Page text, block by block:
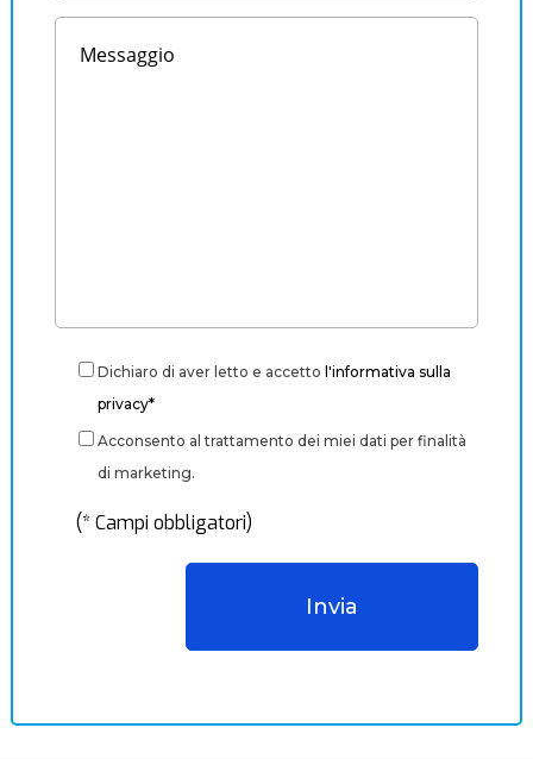
Dichiaro di aver letto e accetto l'informativa sulla
privacy*
Acconsento al trattamento dei miei dati per finalità
di marketing.
(* Campi obbligatori)